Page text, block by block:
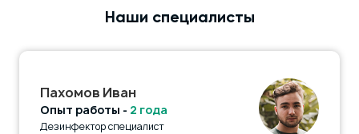
Наши специалисты
Пахомов Иван
Опыт работы - 2 года
Дезинфектор специалист